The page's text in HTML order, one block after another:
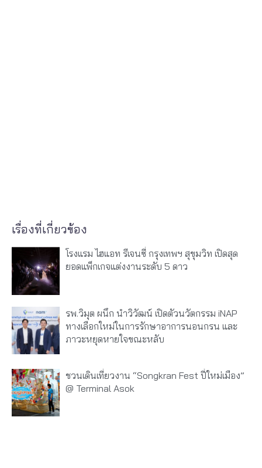
เรื่องที่เกี่ยวข้อง
โรงแรม ไฮแอท รีเจนซี่ กรุงเทพฯ สุขุมวิท เปิดสุด
ยอดแพ็กเกจแต่งงานระดับ 5 ดาว
รพ.วิมุต ผนึก นำวิวัฒน์ เปิดตัวนวัตกรรม iNAP
ทางเลือกใหม่ในการรักษาอาการนอนกรน และ
ภาวะหยุดหายใจขณะหลับ
ชวนเดินเที่ยวงาน “Songkran Fest ปี๋ใหม่เมือง”
@ Terminal Asok